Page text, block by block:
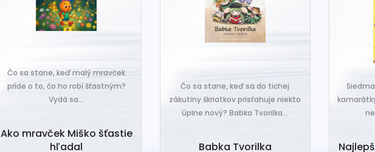
Čo sa stane, keď malý mravček
príde o to, čo ho robí šťastným?
Vydá sa...
Ako mravček Miško šťastie
hľadal
Čo sa stane, keď sa do tichej
zákutiny škriatkov prisťahuje niekto
úplne nový? Babka Tvorilka...
Babka Tvorilka